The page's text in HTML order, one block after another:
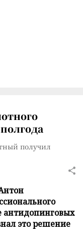
получил
антидопинговых
это решение